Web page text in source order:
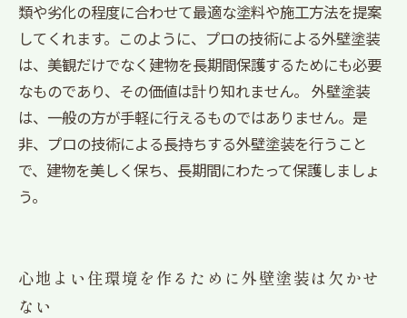
類や劣化の程度に合わせて最適な塗料や施工方法を提案
してくれます。このように、プロの技術による外壁塗装
は、美観だけでなく建物を長期間保護するためにも必要
なものであり、その価値は計り知れません。 外壁塗装
は、一般の方が手軽に行えるものではありません。是
非、プロの技術による長持ちする外壁塗装を行うこと
で、建物を美しく保ち、長期間にわたって保護しましょ
う。
心地よい住環境を作るために外壁塗装は欠かせ
ない